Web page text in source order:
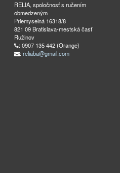
RELIA, spoločnosť s ručením
obmedzeným
Priemyselná 16318/8
821 09 Bratislava-mestská časť
Ružinov
: 0907 135 442 (Orange)
: reliaba@gmail.com